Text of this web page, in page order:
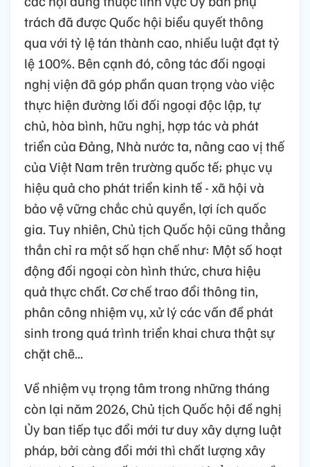
trách đã được Quốc hội biểu quyết thông
qua với tỷ lệ tán thành cao, nhiều luật đạt tỷ
lệ 100%. Bên cạnh đó, công tác đối ngoại
nghị viện đã góp phần quan trọng vào việc
thực hiện đường lối đối ngoại độc lập, tự
chủ, hòa bình, hữu nghị, hợp tác và phát
triển của Đảng, Nhà nước ta, nâng cao vị thế
của Việt Nam trên trường quốc tế; phục vụ
hiệu quả cho phát triển kinh tế - xã hội và
bảo vệ vững chắc chủ quyền, lợi ích quốc
gia. Tuy nhiên, Chủ tịch Quốc hội cũng thẳng
thắn chỉ ra một số hạn chế như: Một số hoạt
động đối ngoại còn hình thức, chưa hiệu
quả thực chất. Cơ chế trao đổi thông tin,
phân công nhiệm vụ, xử lý các vấn đề phát
sinh trong quá trình triển khai chưa thật sự
chặt chẽ...
Về nhiệm vụ trọng tâm trong những tháng
còn lại năm 2026, Chủ tịch Quốc hội đề nghị
Ủy ban tiếp tục đổi mới tư duy xây dựng luật
pháp, bởi càng đổi mới thì chất lượng xây